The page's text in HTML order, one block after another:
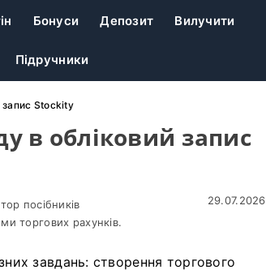
Бонуси Депозит Вилучити
Підручники
запис Stockity
в обліковий запис
посібників
торгових рахунків.
29.07.2026
завдань: створення торгового